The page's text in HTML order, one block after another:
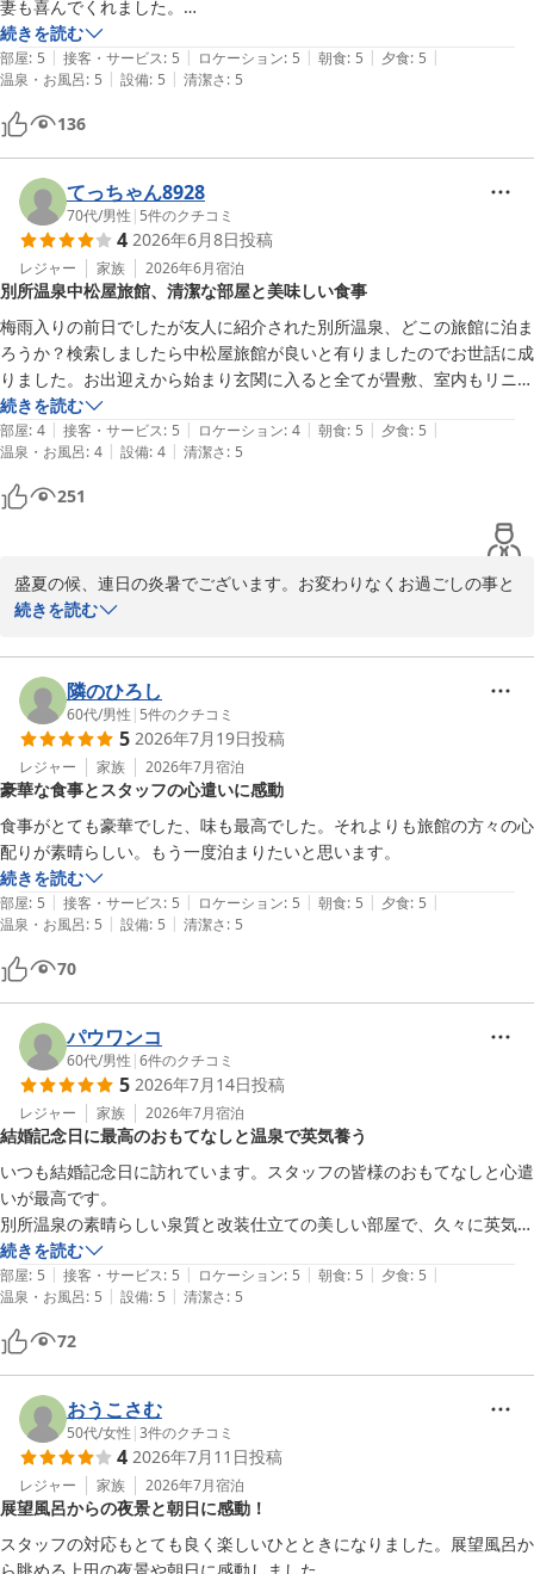
妻も喜んでくれました。
また行きたいと思える宿。
おすすめの旅館です。
別所温泉も風情があって、次回は外湯めぐりも楽しんでみたい。
続きを読む
部屋: 5 | 接客・サービス: 5 | ロケーション: 5 | 朝食: 5 | 夕食: 5 |
温泉・お風呂: 5 | 設備: 5 | 清潔さ: 5
136
てっちゃん8928
70代/男性 | 5件のクチコミ
4 2026年6月8日投稿
レジャー 家族 2026年6月宿泊
別所温泉中松屋旅館、清潔な部屋と美味しい食事
梅雨入りの前日でしたが友人に紹介された別所温泉、どこの旅館に泊ま
ろうか？検索しましたら中松屋旅館が良いと有りましたのでお世話に成
りました。お出迎えから始まり玄関に入ると全てが畳敷、室内もリニュ
ーアルしたようで清潔で綺麗でした。夕食、朝食も厳選された新鮮な物
を使用し大変美味しくいただきました
接客係の人も心配り良く特に美人女将の振る舞い良く皆さんの投稿通り
と思いました
又機会が有ればお世話に成りたいと思います
続きを読む
部屋: 4 | 接客・サービス: 5 | ロケーション: 4 | 朝食: 5 | 夕食: 5 |
温泉・お風呂: 4 | 設備: 4 | 清潔さ: 5
251
盛夏の候、連日の炎暑でございます。お変わりなくお過ごしの事と
存じます。先日は、数ある旅館の中から当館を選んで頂きました事
ッフ一同嬉しく拝読させて頂きました。この様な温かいお言葉を頂
戴致しますと明日への励みとなります。重ねて御礼申し上げます。
前日は蓼科にお泊りになり、当館にお越しくださったとのこと、と
っても仲良しの旅好きのご夫婦様でしたので、私も旅の話をお伺い
し楽しいひと時を過ごさせて頂きました。
お次の旅は鹿児島いぶすきに行かれるとのこと、ご主人様ナレータ
ーさんの様な滑らかなお話し口調についつい引き込まれて、ワクワ
クしながらお話をお伺いしてしまいまいした。また、旅のお話の続
きをお伺いしたく存じます。
また、別所の湯が恋しくなりましたら当館を思い出して頂ければ幸
いでございます。またのご来館スタッフ一同「お帰りなさい」とい
う気持ちで心よりお待ちしております。
酷暑のみぎり、何卒、ご自愛くださいますようお祈り致します。
中松屋旅館
九代目　女将　土井康子
別所温泉 旅館 中松屋
2026-08-08
続きを読む
隣のひろし
60代/男性 | 5件のクチコミ
5 2026年7月19日投稿
レジャー 家族 2026年7月宿泊
豪華な食事とスタッフの心遣いに感動
食事がとても豪華でした、味も最高でした。それよりも旅館の方々の心
配りが素晴らしい。もう一度泊まりたいと思います。
続きを読む
部屋: 5 | 接客・サービス: 5 | ロケーション: 5 | 朝食: 5 | 夕食: 5 |
温泉・お風呂: 5 | 設備: 5 | 清潔さ: 5
70
パウワンコ
60代/男性 |6件のクチコミ
5 2026年7月14日投稿
レジャー 家族 2026年7月宿泊
結婚記念日に最高のおもてなしと温泉で英気養う
いつも結婚記念日に訪れています。スタッフの皆様のおもてなしと心遣
いが最高です。
別所温泉の素晴らしい泉質と改装仕立ての美しい部屋で、久々に英気を
養えました。
続きを読む
部屋: 5 | 接客・サービス: 5 | ロケーション: 5 | 朝食: 5 | 夕食: 5 |
温泉・お風呂: 5 | 設備: 5 | 清潔さ: 5
72
おうこさむ
50代/女性 |3件のクチコミ
4 2026年7月11日投稿
レジャー 家族 2026年7月宿泊
展望風呂からの夜景と朝日に感動！
スタッフの対応もとても良く楽しいひとときになりました。展望風呂か